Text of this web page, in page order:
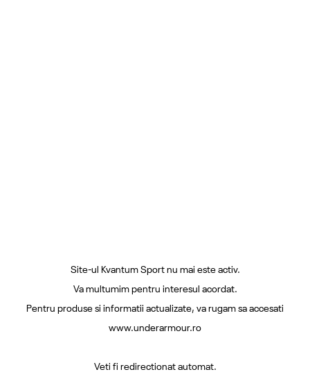
Site-ul Kvantum Sport nu mai este activ.
Va multumim pentru interesul acordat.
Pentru produse si informatii actualizate, va rugam sa accesati
www.underarmour.ro
Veti fi redirectionat automat.